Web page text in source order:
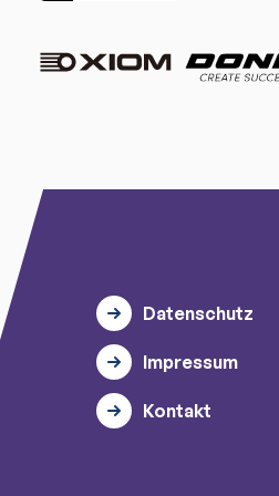
Datenschutz
Impressum
Kontakt